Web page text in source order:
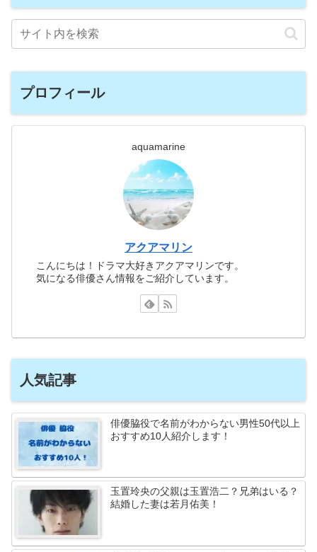
プロフィール
aquamarine
アクアマリン
こんにちは！ドラマ大好きアクアマリンです。
気になる俳優さん情報をご紹介しています。
人気記事
俳優脇役で名前がわからない男性50代以上
おすすめ10人紹介します！
玉置玲央の父親は玉置浩二？兄弟はいる？
結婚した妻は若月佑美！